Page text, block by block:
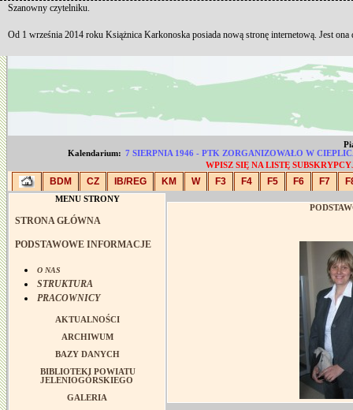
Kalendarium: 7 SIERPNIA 1946 - PTK ZORGANIZOWAŁO W
WPISZ SIĘ NA LISTĘ
BDM CZ IB/REG KM W F3 F4 F5 F6 F7
MENU STRONY
STRONA GŁÓWNA
PODSTAWOWE INFORMACJE
O NAS
STRUKTURA
PRACOWNICY
AKTUALNOŚCI
ARCHIWUM
BAZY DANYCH
BIBLIOTEKI POWIATU
JELENIOGÓRSKIEGO
GALERIA
Szanowny czytelniku.
Od 1 września 2014 roku Książnica Karkonoska posiada nową stronę internetową. Jest ona